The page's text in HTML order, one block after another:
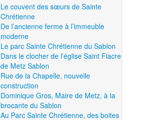
Le couvent des sœurs de Sainte
Chrétienne
De l’ancienne ferme à l’immeuble
moderne
Le parc Sainte Chrétienne du Sablon
Dans le clocher de l'église Saint Fiacre
de Metz Sablon
Rue de la Chapelle, nouvelle
construction
Dominique Gros, Maire de Metz, à la
brocante du Sablon
Au Parc Sainte Chrétienne, des boites